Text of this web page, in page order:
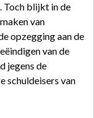
blijkt in de
van
opzegging aan de
van de
jegens de
schuldeisers van